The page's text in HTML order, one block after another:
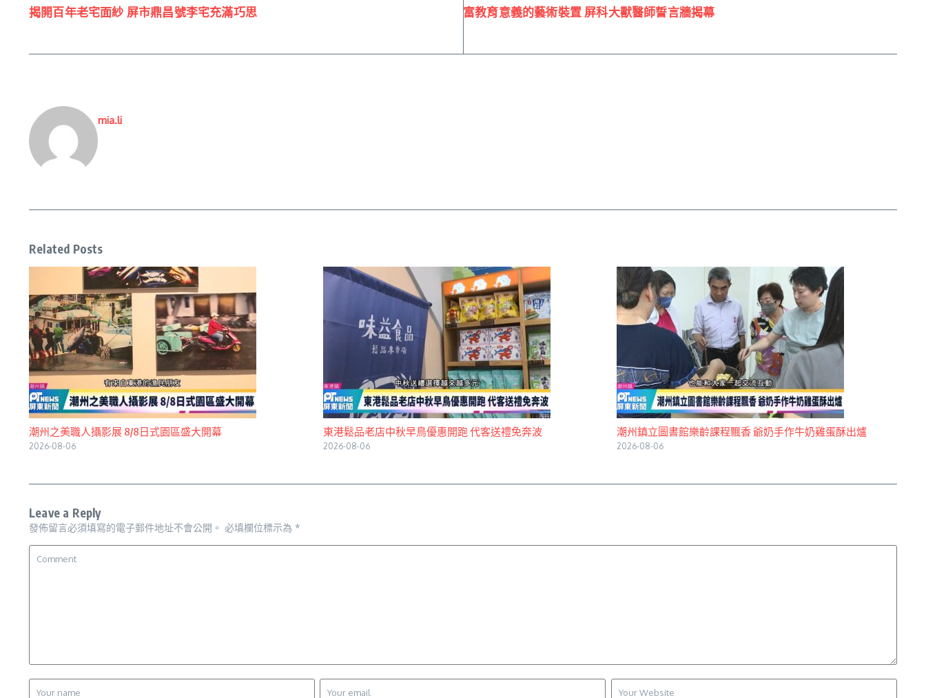
揭開百年老宅面紗 屏市鼎昌號李宅充滿巧思 富教育意義的藝術裝置 屏科大獸醫師誓言牆揭幕
mia.li
Related Posts
潮州之美職人攝影展 8/8日式園區盛大開幕
2026-08-06
東港鬆品老店中秋早鳥優惠開跑 代客送禮免奔波
2026-08-06
潮州鎮立圖書館樂齡課程飄香 爺奶手作牛奶雞蛋酥出爐
2026-08-06
Leave a Reply
發佈留言必須填寫的電子郵件地址不會公開。 必填欄位標示為 *